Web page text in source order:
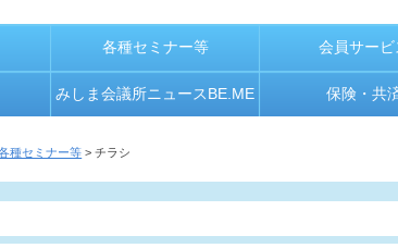
各種セミナー等 会員サービ
みしま会議所ニュースBE.ME 保険・共
種セミナー等 > チラシ